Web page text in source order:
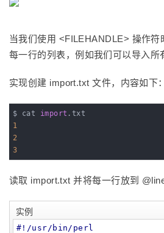
当我们使用 <FILEHANDLE> 操作符
每一行的列表，例如我们可以导入所
实现创建 import.txt 文件，内容如下：
$ cat import
1
2
3
读取 import.txt 并将每一行放到
实例
#!/usr/bin/perl